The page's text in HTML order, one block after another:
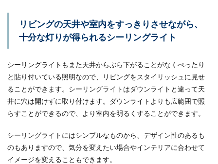
リビングの天井や室内をすっきりさせながら、
十分な灯りが得られるシーリングライト
シーリングライトもまた天井からぶら下がることがなくぺったり
と貼り付いている照明なので、リビングをスタイリッシュに見せ
ることができます。シーリングライトはダウンライトと違って天
井に穴は開けずに取り付けます。ダウンライトよりも広範囲で照
らすことができるので、より室内を明るくすることができます。
シーリングライトにはシンプルなものから、デザイン性のあるも
のもありますので、気分を変えたい場合やインテリアに合わせて
イメージを変えることもできます。